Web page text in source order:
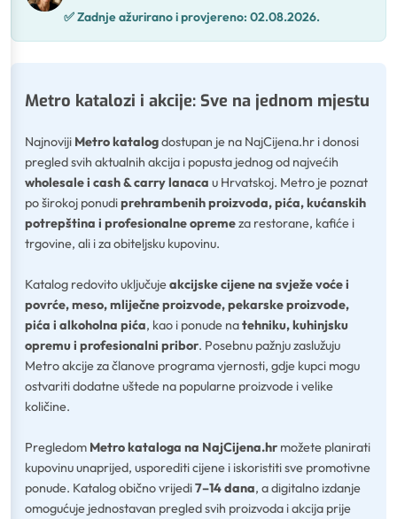
✅Zadnje ažurirano i provjereno: 02.08.2026.
Metro katalozi i akcije: Sve na jednom mjestu
Najnoviji Metro katalogdostupan je na NajCijena.hr i donosi
pregled svih aktualnih akcija i popusta jednog od najvećih
wholesale i cash & carry lanaca u Hrvatskoj. Metro je poznat
po širokoj ponudiprehrambenih proizvoda, pića, kućanskih
potrepština i profesionalne opremeza restorane, kafiće i
trgovine, ali i za obiteljsku kupovinu.
Katalog redovito uključujeakcijske cijene na svježe voće i
povrće, meso, mliječne proizvode, pekarske proizvode,
pića i alkoholna pića, kao i ponude natehniku, kuhinjsku
opremu i profesionalni pribor. Posebnu pažnju zaslužuju
Metro akcije za članove programa vjernosti, gdje kupci mogu
ostvariti dodatne uštede na popularne proizvode i velike
količine.
Pregledom Metro kataloga na NajCijena.hr možete planirati
kupovinu unaprijed, usporediti cijene i iskoristiti sve promotivne
ponude. Katalog obično vrijedi7–14 dana, a digitalno izdanje
omogućuje jednostavan pregled svih proizvoda i akcija prije